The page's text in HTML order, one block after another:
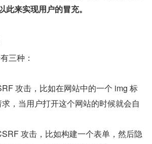
此来实现用户的冒充。
三种：
攻击，比如在网站中的一个 img 标
，当用户打开这个网站的时候就会自
攻击，比如构建一个表单，然后隐